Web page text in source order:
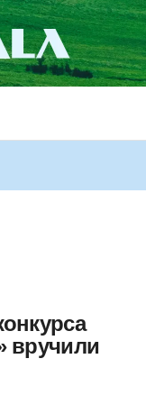
вручили